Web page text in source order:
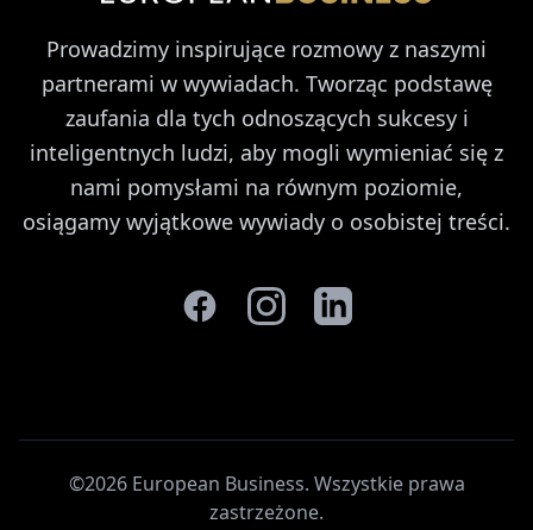
Prowadzimy inspirujące rozmowy z naszymi
partnerami w wywiadach. Tworząc podstawę
zaufania dla tych odnoszących sukcesy i
inteligentnych ludzi, aby mogli wymieniać się z
nami pomysłami na równym poziomie,
osiągamy wyjątkowe wywiady o osobistej treści.
©2026 European Business. Wszystkie prawa
zastrzeżone.